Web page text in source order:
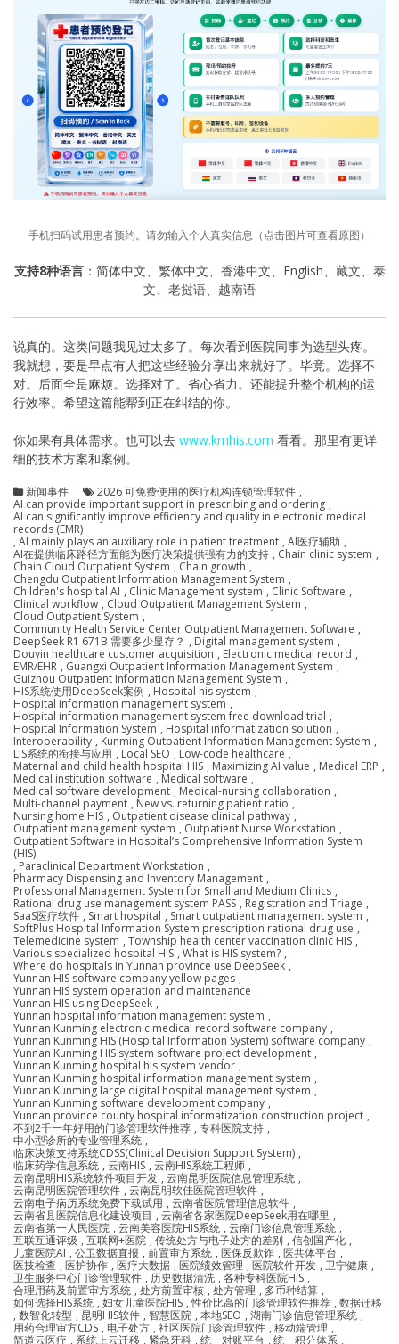
手机扫码试用患者预约。请勿输入个人真实信息（点击图片可查看原图）
支持8种语言：简体中文、繁体中文、香港中文、English、藏文、泰
文、老挝语、越南语
说真的。这类问题我见过太多了。每次看到医院同事为选型头疼。
我就想，要是早点有人把这些经验分享出来就好了。毕竟。选择不
对。后面全是麻烦。选择对了。省心省力。还能提升整个机构的运
行效率。希望这篇能帮到正在纠结的你。
你如果有具体需求。也可以去 www.kmhis.com 看看。那里有更详
细的技术方案和案例。
新闻事件 2026 可免费使用的医疗机构连锁管理软件 ,
AI can provide important support in prescribing and ordering ,
AI can significantly improve efficiency and quality in electronic medical
records (EMR)
, AI mainly plays an auxiliary role in patient treatment , AI医疗辅助 ,
AI在提供临床路径方面能为医疗决策提供强有力的支持 , Chain clinic system ,
Chain Cloud Outpatient System , Chain growth ,
Chengdu Outpatient Information Management System ,
Children's hospital AI , Clinic Management system , Clinic Software ,
Clinical workflow , Cloud Outpatient Management System ,
Cloud Outpatient System ,
Community Health Service Center Outpatient Management Software ,
DeepSeek R1 671B 需要多少显存？ , Digital management system ,
Douyin healthcare customer acquisition , Electronic medical record ,
EMR/EHR , Guangxi Outpatient Information Management System ,
Guizhou Outpatient Information Management System ,
HIS系统使用DeepSeek案例 , Hospital his system ,
Hospital information management system ,
Hospital information management system free download trial ,
Hospital Information System , Hospital informatization solution ,
Interoperability , Kunming Outpatient Information Management System ,
LIS系统的衔接与应用 , Local SEO , Low-code healthcare ,
Maternal and child health hospital HIS , Maximizing AI value , Medical ERP ,
Medical institution software , Medical software ,
Medical software development , Medical-nursing collaboration ,
Multi-channel payment , New vs. returning patient ratio ,
Nursing home HIS , Outpatient disease clinical pathway ,
Outpatient management system , Outpatient Nurse Workstation ,
Outpatient Software in Hospital’s Comprehensive Information System
(HIS)
, Paraclinical Department Workstation ,
Pharmacy Dispensing and Inventory Management ,
Professional Management System for Small and Medium Clinics ,
Rational drug use management system PASS , Registration and Triage ,
SaaS医疗软件 , Smart hospital , Smart outpatient management system ,
SoftPlus Hospital Information System prescription rational drug use ,
Telemedicine system , Township health center vaccination clinic HIS ,
Various specialized hospital HIS , What is HIS system? ,
Where do hospitals in Yunnan province use DeepSeek ,
Yunnan HIS software company yellow pages ,
Yunnan HIS system operation and maintenance ,
Yunnan HIS using DeepSeek ,
Yunnan hospital information management system ,
Yunnan Kunming electronic medical record software company ,
Yunnan Kunming HIS (Hospital Information System) software company ,
Yunnan Kunming HIS system software project development ,
Yunnan Kunming hospital his system vendor ,
Yunnan Kunming hospital information management system ,
Yunnan Kunming large digital hospital management system ,
Yunnan Kunming software development company ,
Yunnan province county hospital informatization construction project ,
不到2千一年好用的门诊管理软件推荐 , 专科医院支持 ,
中小型诊所的专业管理系统 ,
临床决策支持系统CDSS(Clinical Decision Support System) ,
临床药学信息系统 , 云南HIS , 云南HIS系统工程师 ,
云南昆明HIS系统软件项目开发 , 云南昆明医院信息管理系统 ,
云南昆明医院管理软件 , 云南昆明软佳医院管理软件 ,
云南电子病历系统免费下载试用 , 云南省医院管理信息软件 ,
云南省县医院信息化建设项目 , 云南省各家医院DeepSeek用在哪里 ,
云南省第一人民医院 , 云南美容医院HIS系统 , 云南门诊信息管理系统 ,
互联互通评级 , 互联网+医院 , 传统处方与电子处方的差别 , 信创国产化 ,
儿童医院AI , 公卫数据直报 , 前置审方系统 , 医保反欺诈 , 医共体平台 ,
医技检查 , 医护协作 , 医疗大数据 , 医院绩效管理 , 医院软件开发 , 卫宁健康 ,
卫生服务中心门诊管理软件 , 历史数据清洗 , 各种专科医院HIS ,
合理用药及前置审方系统 , 处方前置审核 , 处方管理 , 多币种结算 ,
如何选择HIS系统 , 妇女儿童医院HIS ,性价比高的门诊管理软件推荐 , 数据迁移
, 数智化转型 , 昆明HIS软件 , 智慧医院 , 本地SEO , 湖南门诊信息管理系统 ,
用药合理审方CDS , 电子处方 , 社区医院门诊管理软件 , 移动端管理 ,
简道云医疗 , 系统上云迁移 , 紧急牙科 , 统一对账平台 , 统一积分体系 ,